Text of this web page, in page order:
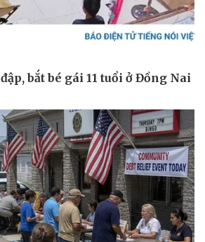
Quân sự - Quốc phòng
Vũ khí